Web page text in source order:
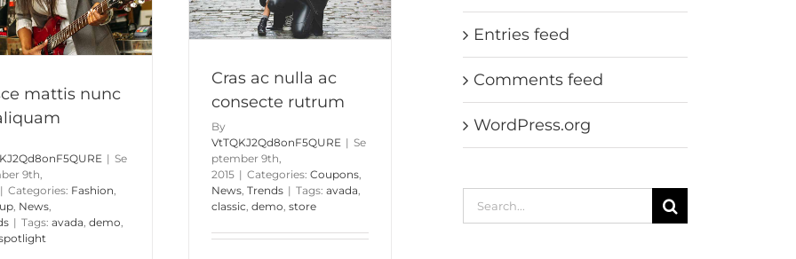
Coupons News Trends
Cras ac nulla ac
consecte rutrum
By
VtTQKJ2Qd8onF5QURE | Se
ptember 9th,
2015 | Categories: Coupons
News Trends | Tags: avada
classic demo store
mattis nunc
| Se
9th,
| Categories: Fashion
News
| Tags: avada demo
Entries feed
Comments feed
WordPress.org
Search
for: